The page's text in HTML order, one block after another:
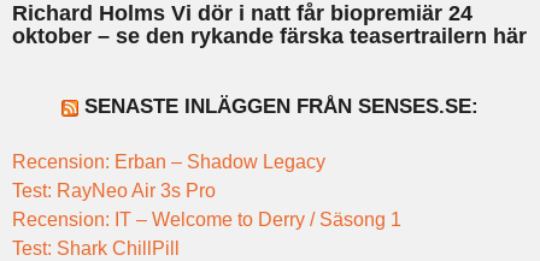
Richard Holms Vi dör i natt får biopremiär 24
oktober – se den rykande färska teasertrailern här
SENASTE INLÄGGEN FRÅN SENSES.SE:
Recension: Erban – Shadow Legacy
Test: RayNeo Air 3s Pro
Recension: IT – Welcome to Derry / Säsong 1
Test: Shark ChillPill